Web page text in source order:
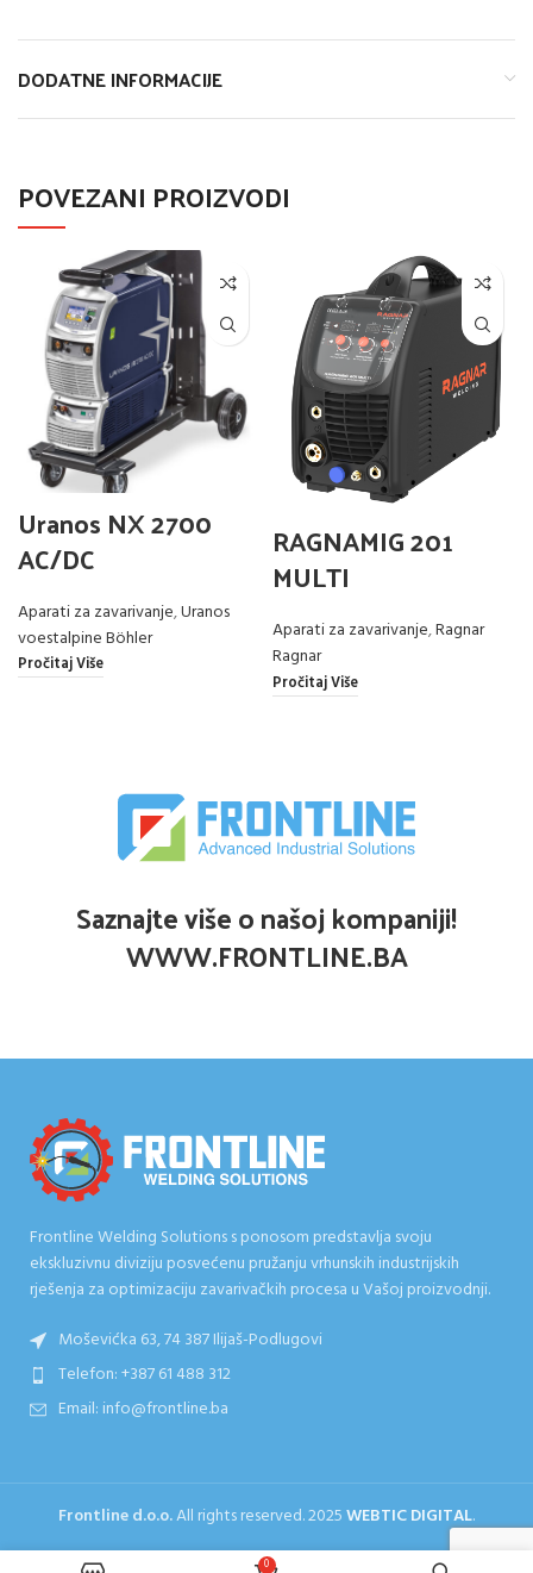
DODATNE INFORMACIJE
POVEZANI PROIZVODI
Uranos NX 2700
AC/DC
Aparati za zavarivanje,Uranos
voestalpine Böhler
Pročitaj Više
RAGNAMIG 201
MULTI
Aparati za zavarivanje,Ragnar
Ragnar
Pročitaj Više
Saznajte više o našoj kompaniji!
WWW.FRONTLINE.BA
Frontline Welding Solutions s ponosom predstavlja svoju
ekskluzivnu diviziju posvećenu pružanju vrhunskih industrijskih
rješenja za optimizaciju zavarivačkih procesa u Vašoj proizvodnji.
Moševićka 63, 74 387 Ilijaš-Podlugovi
Telefon: +387 61 488 312
Email: info@frontline.ba
Frontline d.o.o.All rights reserved.2025WEBTIC DIGITAL.
0